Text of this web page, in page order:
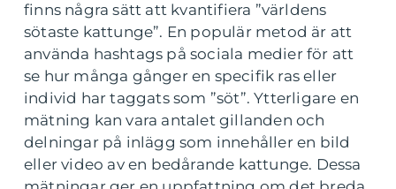
finns några sätt att kvantifiera ”världens
sötaste kattunge”. En populär metod är att
använda hashtags på sociala medier för att
se hur många gånger en specifik ras eller
individ har taggats som ”söt”. Ytterligare en
mätning kan vara antalet gillanden och
delningar på inlägg som innehåller en bild
eller video av en bedårande kattunge. Dessa